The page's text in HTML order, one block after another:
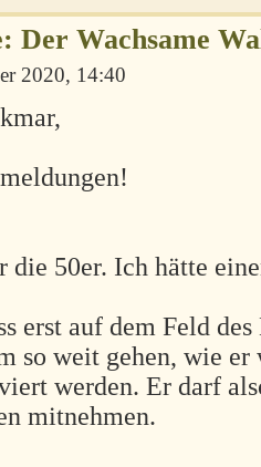
Der Wachsame
2020, 14:40
die 50er. Ich hätte
erst auf dem Feld des
so weit gehen, wie er
werden. Er darf
mitnehmen.